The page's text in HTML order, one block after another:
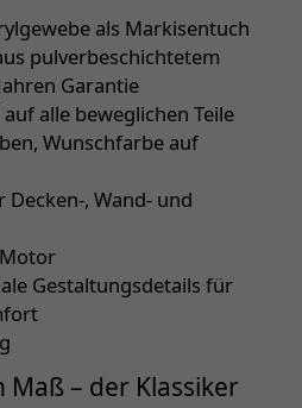
als Markisentuch
pulverbeschichtetem
Garantie
alle beweglichen Teile
Wunschfarbe auf
, Wand- und
Gestaltungsdetails für
– der Klassiker